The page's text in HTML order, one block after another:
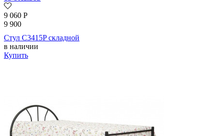
9 060 Р
9 900
Стул C3415P складной
в наличии
Купить